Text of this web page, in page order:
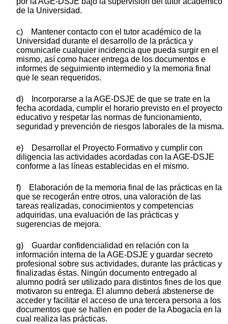
de la Universidad.
c) Mantener contacto con el tutor académico de la
Universidad durante el desarrollo de la práctica y
comunicarle cualquier incidencia que pueda surgir en el
mismo, así como hacer entrega de los documentos e
informes de seguimiento intermedio y la memoria final
que le sean requeridos.
d) Incorporarse a la AGE-DSJE de que se trate en la
fecha acordada, cumplir el horario previsto en el proyecto
educativo y respetar las normas de funcionamiento,
seguridad y prevención de riesgos laborales de la misma.
e) Desarrollar el Proyecto Formativo y cumplir con
diligencia las actividades acordadas con la AGE-DSJE
conforme a las líneas establecidas en el mismo.
f) Elaboración de la memoria final de las prácticas en la
que se recogerán entre otros, una valoración de las
tareas realizadas, conocimientos y competencias
adquiridas, una evaluación de las prácticas y
sugerencias de mejora.
g) Guardar confidencialidad en relación con la
información interna de la AGE-DSJE y guardar secreto
profesional sobre sus actividades, durante las prácticas y
finalizadas éstas. Ningún documento entregado al
alumno podrá ser utilizado para distintos fines de los que
motivaron su entrega. El alumno deberá abstenerse de
acceder y facilitar el acceso de una tercera persona a los
documentos que se hallen en poder de la Abogacía en la
cual realiza las prácticas.